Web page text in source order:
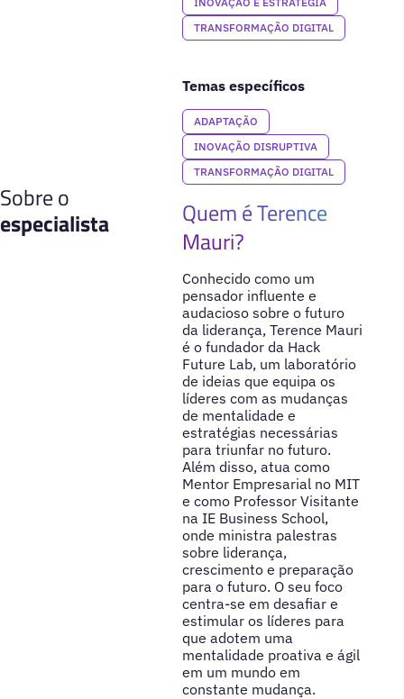
TRANSFORMAÇÃO DIGITAL
Temas específicos
ADAPTAÇÃO
INOVAÇÃO DISRUPTIVA
TRANSFORMAÇÃO DIGITAL
Sobre o
especialista
Quem é Terence
Mauri?
Conhecido como um
pensador influente e
audacioso sobre o futuro
da liderança, Terence Mauri
é o fundador da Hack
Future Lab, um laboratório
de ideias que equipa os
líderes com as mudanças
de mentalidade e
estratégias necessárias
para triunfar no futuro.
Além disso, atua como
Mentor Empresarial no MIT
e como Professor Visitante
na IE Business School,
onde ministra palestras
sobre liderança,
crescimento e preparação
para o futuro. O seu foco
centra-se em desafiar e
estimular os líderes para
que adotem uma
mentalidade proativa e ágil
em um mundo em
constante mudança.